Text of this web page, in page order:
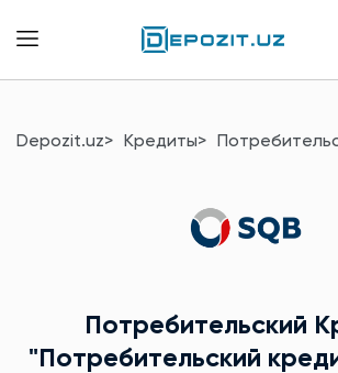
Depozit.uz Кредиты
Потребительский
"Потребительский